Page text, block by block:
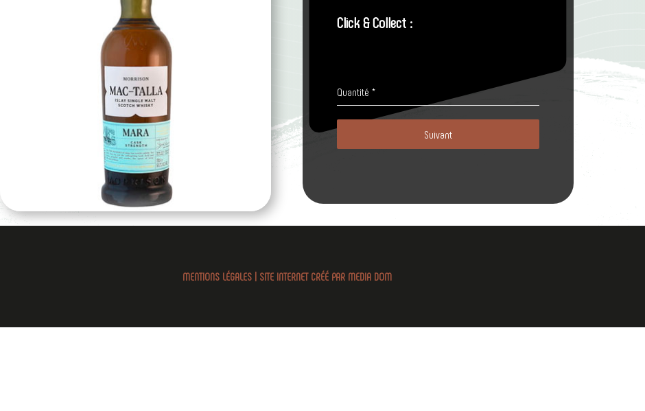
Click & Collect :
Quantité *
Suivant
MENTIONS LÉGALES| SITE INTERNET CRÉÉ PAR MEDIA DOM